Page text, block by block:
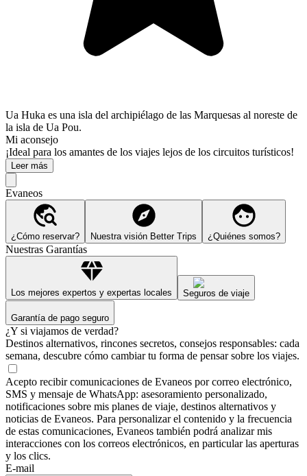
Ua Huka es una isla del archipiélago de las Marquesas al noreste de
la isla de Ua Pou.
Mi aconsejo
¡Ideal para los amantes de los viajes lejos de los circuitos turísticos!
Leer más
Evaneos
¿Cómo reservar? Nuestra visión Better Trips ¿Quiénes somos?
Nuestras Garantías
Los mejores expertos y expertas locales Seguros de viaje
Garantía de pago seguro
¿Y si viajamos de verdad?
Destinos alternativos, rincones secretos, consejos responsables: cada
semana, descubre cómo cambiar tu forma de pensar sobre los viajes.
Acepto recibir comunicaciones de Evaneos por correo electrónico,
SMS y mensaje de WhatsApp: asesoramiento personalizado,
notificaciones sobre mis planes de viaje, destinos alternativos y
noticias de Evaneos. Para personalizar el contenido y la frecuencia
de estas comunicaciones, Evaneos también podrá analizar mis
interacciones con los correos electrónicos, en particular las aperturas
y los clics.
E-mail